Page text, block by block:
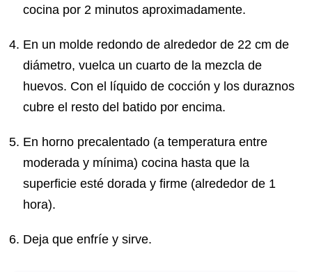
cocina por 2 minutos aproximadamente.
En un molde redondo de alrededor de 22 cm de
diámetro, vuelca un cuarto de la mezcla de
huevos. Con el líquido de cocción y los duraznos
cubre el resto del batido por encima.
En horno precalentado (a temperatura entre
moderada y mínima) cocina hasta que la
superficie esté dorada y firme (alrededor de 1
hora).
Deja que enfríe y sirve.